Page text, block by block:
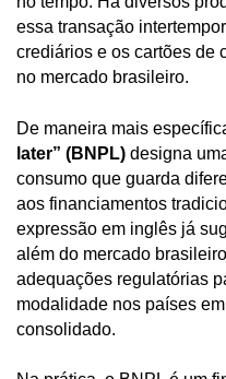
essa transação
crediários e os cartões de
no mercado brasileiro.
De maneira mais
later” (BNPL) designa
consumo que guarda
aos financiamentos
expressão em inglês já
além do mercado
adequações regulatórias
modalidade nos países
consolidado.